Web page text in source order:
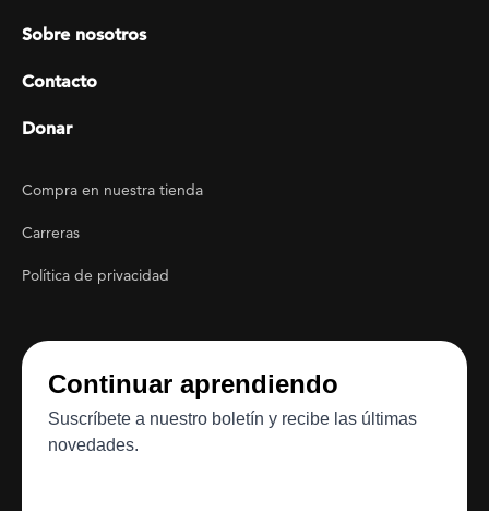
Sobre nosotros
Contacto
Donar
Footer Utility
Compra en nuestra tienda
Carreras
Política de privacidad